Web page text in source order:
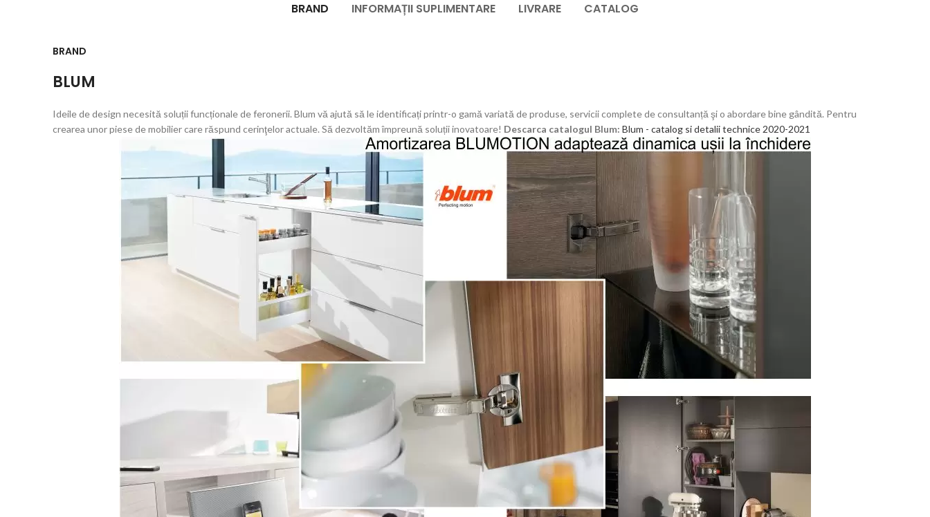
BRAND INFORMAȚII SUPLIMENTARE LIVRARE CATALOG
BRAND
BLUM
Ideile de design necesită soluții funcționale de feronerii. Blum vă ajută să le identificați printr-o gamă variată de produse, servicii complete de consultanță şi o abordare bine gândită. Pentru
crearea unor piese de mobilier care răspund cerinţelor actuale. Să dezvoltăm împreună soluții inovatoare! Descarca catalogul Blum: Blum - catalog si detalii technice 2020-2021